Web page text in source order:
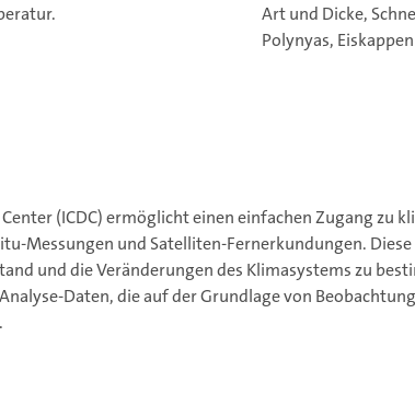
Art und Dicke,
Polynyas,
(ICDC) ermöglicht einen einfachen Zugang zu
Messungen und Satelliten-Fernerkundungen.
und die Veränderungen des Klimasystems zu
Daten, die auf der Grundlage von